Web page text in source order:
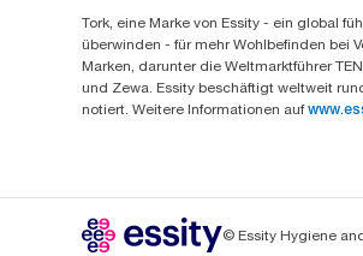
Tork, eine Marke von Essity - ein global
überwinden - für mehr Wohlbefinden bei
Marken, darunter die Weltmarktführer
und Zewa. Essity beschäftigt weltweit
notiert. Weitere Informationen auf
© Essity Hygiene